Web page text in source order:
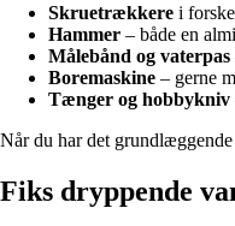
Skruetrækkere i
Hammer – både en
Målebånd og vaterpas
Boremaskine – gerne
Tænger og hobbykniv
Når du har det
Fiks dryppende